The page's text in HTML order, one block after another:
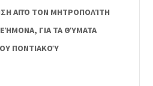
ΑΠΌ ΤΟΝ ΜΗΤΡΟΠΟΛΊΤΗ
ΓΙΑ ΤΑ ΘΎΜΑΤΑ
ΠΟΝΤΙΑΚΟΎ